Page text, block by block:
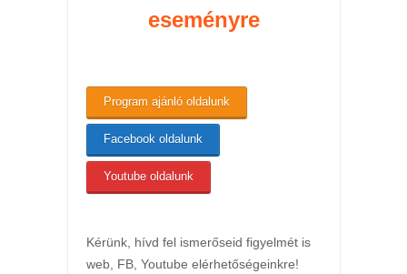
eseményre
Program ajánló oldalunk
Facebook oldalunk
Youtube oldalunk
Kérünk, hívd fel ismerőseid figyelmét is
web, FB, Youtube elérhetőségeinkre!